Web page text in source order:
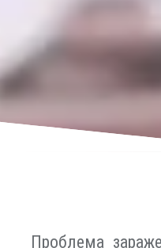
Проблема